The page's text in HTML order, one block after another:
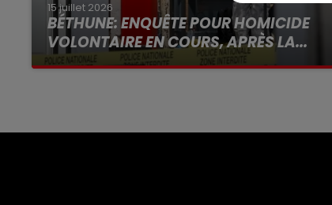
15 juillet 2026
BÉTHUNE: ENQUÊTE POUR HOMICIDE
VOLONTAIRE EN COURS, APRÈS LA...
Selon les premiers éléments, le logement